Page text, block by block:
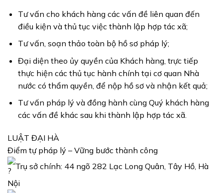
Tư vấn cho khách hàng các vấn đề liên quan đến
điều kiện và thủ tục việc thành lập hợp tác xã;
Tư vấn, soạn thảo toàn bộ hồ sơ pháp lý;
Đại diện theo ủy quyền của Khách hàng, trực tiếp
thực hiện các thủ tục hành chính tại cơ quan Nhà
nước có thẩm quyền, để nộp hồ sơ và nhận kết quả;
Tư vấn pháp lý và đồng hành cùng Quý khách hàng
các vấn đề khác sau khi thành lập hợp tác xã.
LUẬT ĐẠI HÀ
Điểm tự pháp lý – Vững bước thành công
Trụ sở chính: 44 ngõ 282 Lạc Long Quân, Tây Hồ, Hà
Nội